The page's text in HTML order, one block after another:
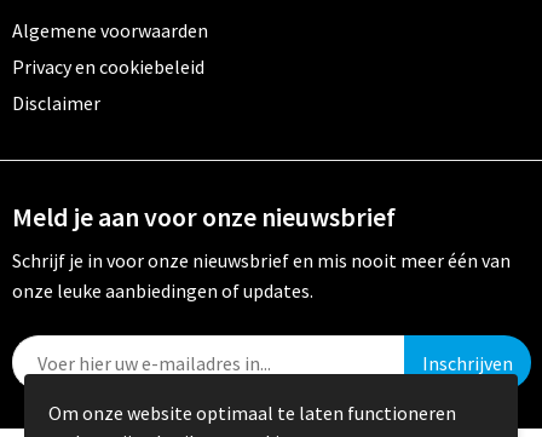
Algemene voorwaarden
Privacy en cookiebeleid
Disclaimer
Meld je aan voor onze nieuwsbrief
Schrijf je in voor onze nieuwsbrief en mis nooit meer één van
onze leuke aanbiedingen of updates.
Om onze website optimaal te laten functioneren